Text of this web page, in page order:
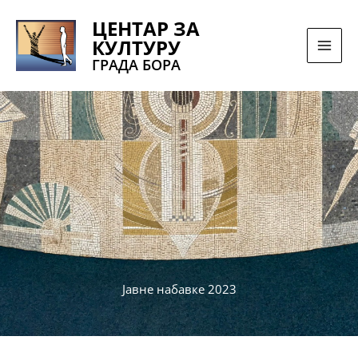
sadržaj
ЦЕНТАР ЗА
КУЛТУРУ
ГРАДА БОРА
Јавне набавке 2023